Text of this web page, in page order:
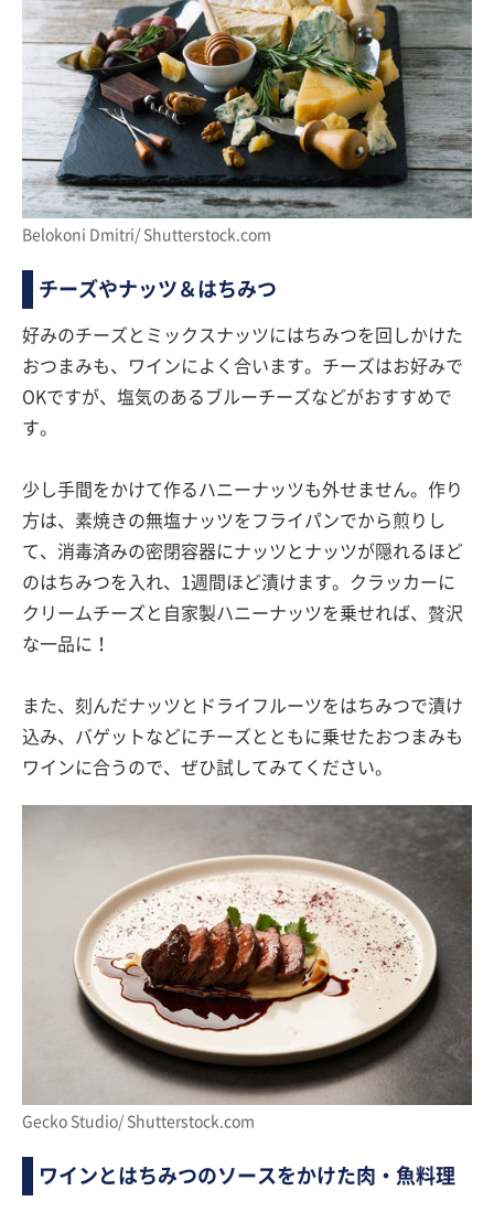
Belokoni Dmitri/ Shutterstock.com
チーズやナッツ＆はちみつ
好みのチーズとミックスナッツにはちみつを回しかけた
おつまみも、ワインによく合います。チーズはお好みで
OKですが、塩気のあるブルーチーズなどがおすすめで
す。
少し手間をかけて作るハニーナッツも外せません。作り
方は、素焼きの無塩ナッツをフライパンでから煎りし
て、消毒済みの密閉容器にナッツとナッツが隠れるほど
のはちみつを入れ、1週間ほど漬けます。クラッカーに
クリームチーズと自家製ハニーナッツを乗せれば、贅沢
な一品に！
また、刻んだナッツとドライフルーツをはちみつで漬け
込み、バゲットなどにチーズとともに乗せたおつまみも
ワインに合うので、ぜひ試してみてください。
Gecko Studio/ Shutterstock.com
ワインとはちみつのソースをかけた肉・魚料理